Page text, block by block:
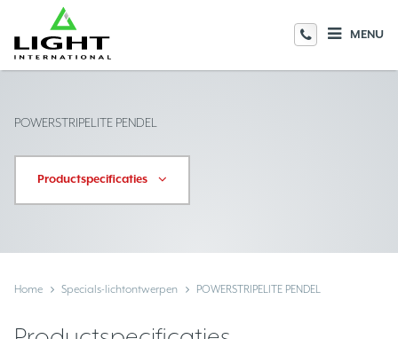
MENU
POWERSTRIPELITE PENDEL
Productspecificaties
Home Specials-lichtontwerpen POWERSTRIPELITE PENDEL